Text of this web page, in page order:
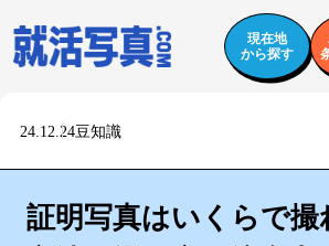
現在地
から探す
24.12.24豆知識
証明写真はいくらで撮